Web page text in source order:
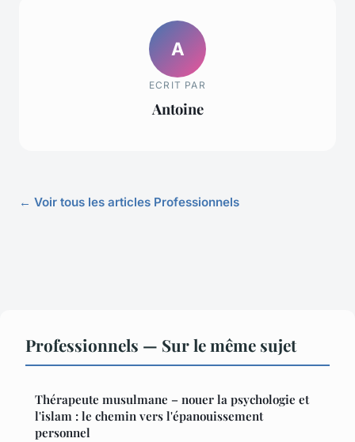
A
ECRIT PAR
Antoine
← Voir tous les articles Professionnels
Professionnels — Sur le même sujet
Thérapeute musulmane – nouer la psychologie et
l'islam : le chemin vers l'épanouissement
personnel